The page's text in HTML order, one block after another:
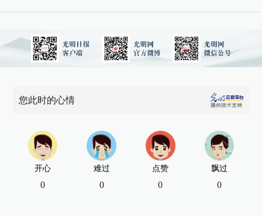
您此时的心情
开心
0
难过
0
点赞
0
飘过
0